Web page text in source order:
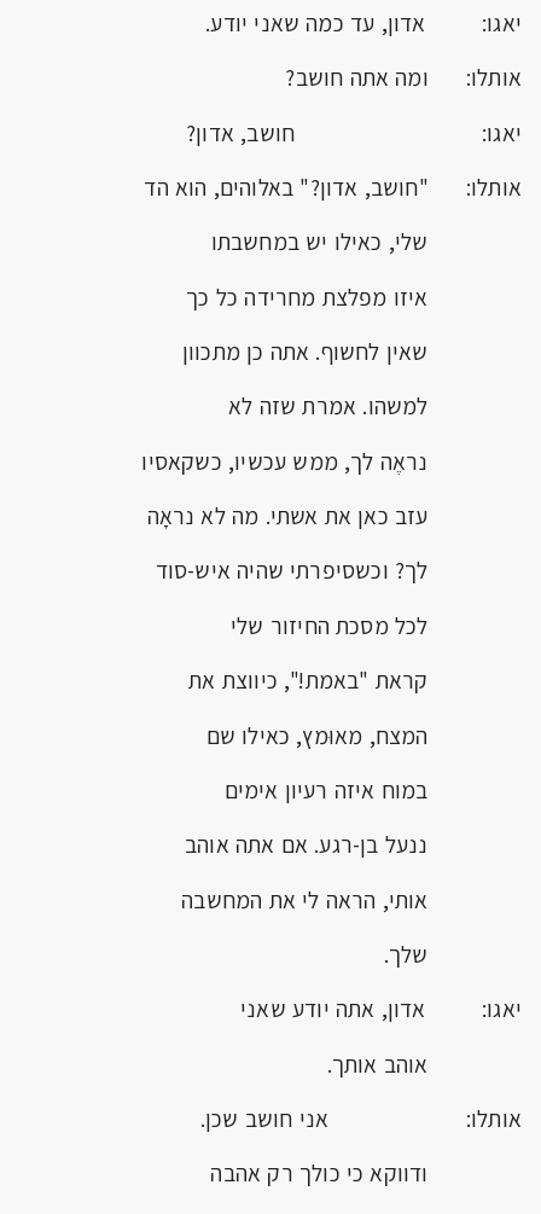
יאגו: אדון, עד כמה שאני יודע.
אותלו: ומה אתה חושב?
יאגו: חושב, אדון?
אותלו: "חושב, אדון?" באלוהים, הוא הד
שלי, כאילו יש במחשבתו
איזו מפלצת מחרידה כל כך
שאין לחשוף. אתה כן מתכוון
למשהו. אמרת שזה לא
נראֶה לך, ממש עכשיו, כשקאסיו
עזב כאן את אשתי. מה לא נראָה
לך? וכשסיפרתי שהיה איש-סוד
לכל מסכת החיזור שלי
קראת "באמת!", כיווצת את
המצח, מאוּמץ, כאילו שם
במוח איזה רעיון אימים
ננעל בן-רגע. אם אתה אוהב
אותי, הראה לי את המחשבה
שלך.
יאגו: אדון, אתה יודע שאני
אוהב אותך.
אותלו: אני חושב שכן.
ודווקא כי כולך רק אהבה